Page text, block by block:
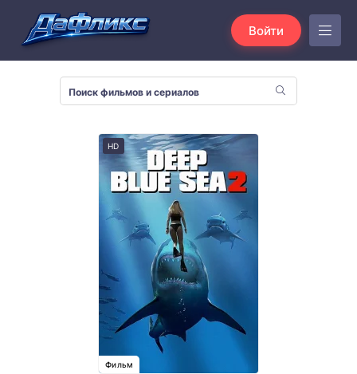
Войти
HD
Фильм